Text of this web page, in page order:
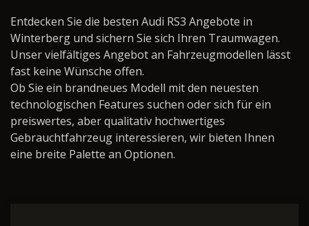
Entdecken Sie die besten Audi RS3 Angebote in
Winterberg und sichern Sie sich Ihren Traumwagen.
Unser vielfältiges Angebot an Fahrzeugmodellen lässt
fast keine Wünsche offen.
Ob Sie ein brandneues Modell mit den neuesten
technologischen Features suchen oder sich für ein
preiswertes, aber qualitativ hochwertiges
Gebrauchtfahrzeug interessieren, wir bieten Ihnen
eine breite Palette an Optionen.